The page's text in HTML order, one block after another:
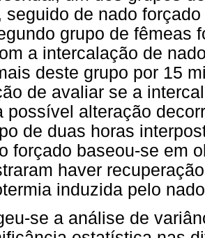
seguido de nado
grupo de fêmeas
a intercalação de
deste grupo por 15
de avaliar se a
possível alteração
de duas horas
forçado baseou-se em
haver
induzida pelo
se a análise de